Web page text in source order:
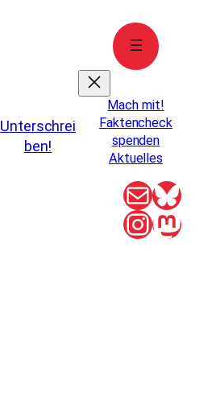
Unterschrei
ben!
Mach mit!
Faktencheck
spenden
Aktuelles
E-Mail